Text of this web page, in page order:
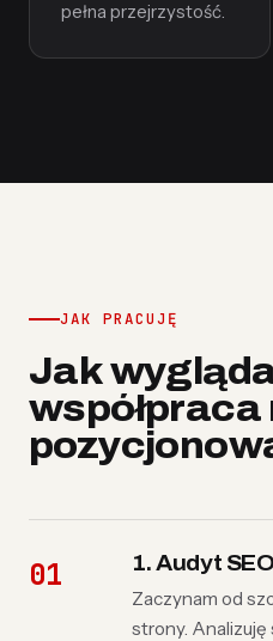
pełna przejrzystość.
JAK PRACUJĘ
Jak
współpraca
1. Audyt
Zaczynam od
strony.